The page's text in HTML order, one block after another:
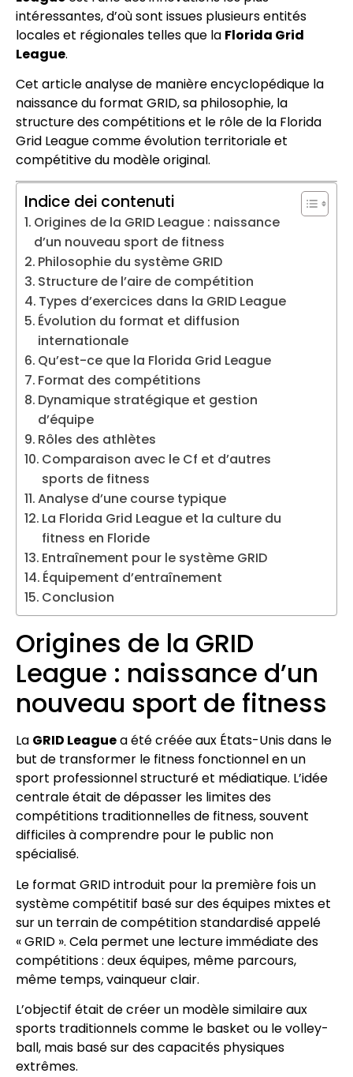
intéressantes, d’où sont issues plusieurs entités
locales et régionales telles que la Florida Grid
League.
Cet article analyse de manière encyclopédique la
naissance du format GRID, sa philosophie, la
structure des compétitions et le rôle de la Florida
Grid League comme évolution territoriale et
compétitive du modèle original.
Indice dei contenuti
Origines de la GRID League : naissance
d’un nouveau sport de fitness
Philosophie du système GRID
Structure de l’aire de compétition
Types d’exercices dans la GRID League
Évolution du format et diffusion
internationale
Qu’est-ce que la Florida Grid League
Format des compétitions
Dynamique stratégique et gestion
d’équipe
Rôles des athlètes
Comparaison avec le Cf et d’autres
sports de fitness
Analyse d’une course typique
La Florida Grid League et la culture du
fitness en Floride
Entraînement pour le système GRID
Équipement d’entraînement
Conclusion
Origines de la GRID
League : naissance d’un
nouveau sport de fitness
La GRID Leaguea été créée aux États-Unis dans le
but de transformer le fitness fonctionnel en un
sport professionnel structuré et médiatique. L’idée
centrale était de dépasser les limites des
compétitions traditionnelles de fitness, souvent
difficiles à comprendre pour le public non
spécialisé.
Le format GRID introduit pour la première fois un
système compétitif basé sur des équipes mixtes et
sur un terrain de compétition standardisé appelé
« GRID ». Cela permet une lecture immédiate des
compétitions : deux équipes, même parcours,
même temps, vainqueur clair.
L’objectif était de créer un modèle similaire aux
sports traditionnels comme le basket ou le volley-
ball, mais basé sur des capacités physiques
extrêmes.